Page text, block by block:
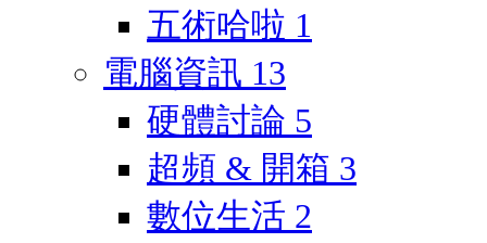
五術哈啦 1
電腦資訊 13
硬體討論 5
超頻 & 開箱 3
數位生活 2